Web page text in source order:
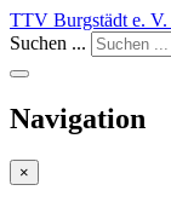
TTV Burgstädt e. V.
Suchen ...
Navigation
×